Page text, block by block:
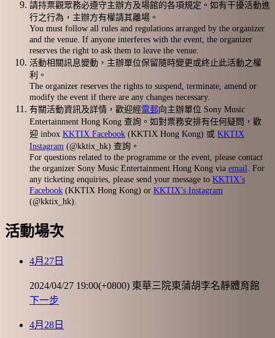
請持票觀眾務必遵守主辦方及場館的各項規定。如有干擾活動進
行之行為，主辦方有權請其離場。
You must follow all rules and regulations arranged by the organizer
and the venue. If anyone interferes with the event, the organizer
reserves the right to ask them to leave the venue.
活動相關訊息變動，主辦單位保留隨時變更或終止此活動之權
利。
The organizer reserves the rights to suspend, terminate, amend or
modify the event if there are any changes necessary.
有關活動資訊及詳情，歡迎經電郵向主辦單位 Sony Music
Entertainment Hong Kong 查詢。如對票務安排有任何疑問，歡
迎 inbox KKTIX Facebook (KKTIX Hong Kong) 或 KKTIX
Instagram (@kktix_hk) 查詢。
For questions related to the programme or the event, please contact
the organizer Sony Music Entertainment Hong Kong via email. For
any ticketing enquiries, please send your message to KKTIX’s
Facebook (KKTIX Hong Kong) or KKTIX’s Instagram
(@kktix_hk).
活動場次
4月27日
2024/04/27 19:00(+0800) 東華三院東蒲胡李名靜體育館
下一步
4月28日